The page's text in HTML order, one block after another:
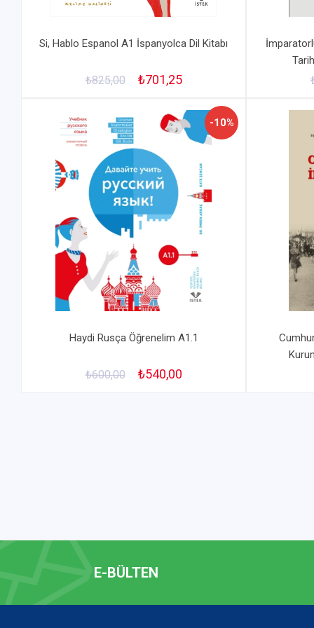
Si, Hablo Espanol A1 İspanyolca Dil Kitabı
₺825,00 ₺701,25
-10%
Haydi Rusça Öğrenelim A1.1
₺600,00 ₺540,00
E-BÜLTEN